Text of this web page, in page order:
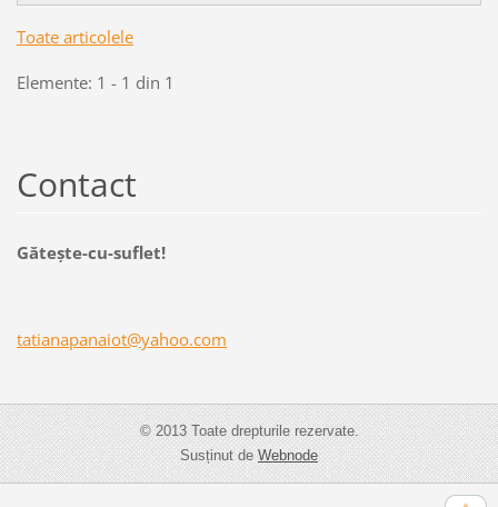
Toate articolele
Elemente: 1 - 1 din 1
Contact
Găteşte-cu-suflet!
tatianapanaiot@yahoo.com
© 2013 Toate drepturile rezervate.
Susținut deWebnode